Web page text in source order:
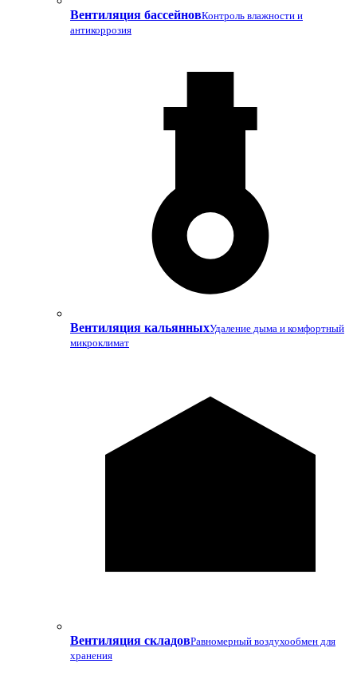
Вентиляция бассейновКонтроль влажности и
антикоррозия
Вентиляция кальянныхУдаление дыма и комфортный
микроклимат
Вентиляция складовРавномерный воздухообмен для
хранения